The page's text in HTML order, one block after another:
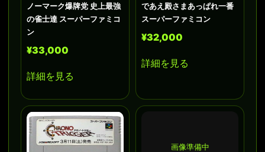
ノーマーク爆牌党 史上最強
の雀士達 スーパーファミコ
ン
¥33,000
詳細を見る
であえ殿さまあっぱれ一番
スーパーファミコン
¥32,000
詳細を見る
画像準備中